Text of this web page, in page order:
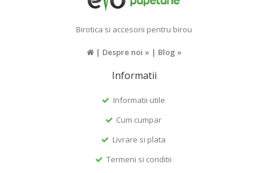
Birotica si accesorii pentru birou
| Despre noi » | Blog »
Informatii
Informatii utile
Cum cumpar
Livrare si plata
Termeni si conditii